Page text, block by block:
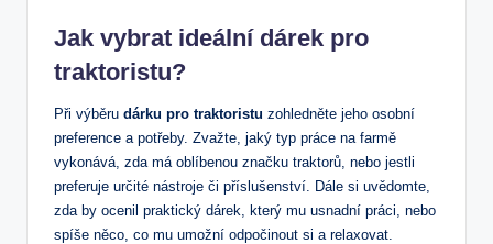
Jak vybrat ideální dárek pro
traktoristu?
Při výběru dárku pro traktoristu zohledněte jeho osobní
preference a potřeby. Zvažte, jaký typ práce na farmě
vykonává, zda má oblíbenou značku traktorů, nebo jestli
preferuje určité nástroje či příslušenství. Dále si uvědomte,
zda by ocenil praktický dárek, který mu usnadní práci, nebo
spíše něco, co mu umožní odpočinout si a relaxovat.